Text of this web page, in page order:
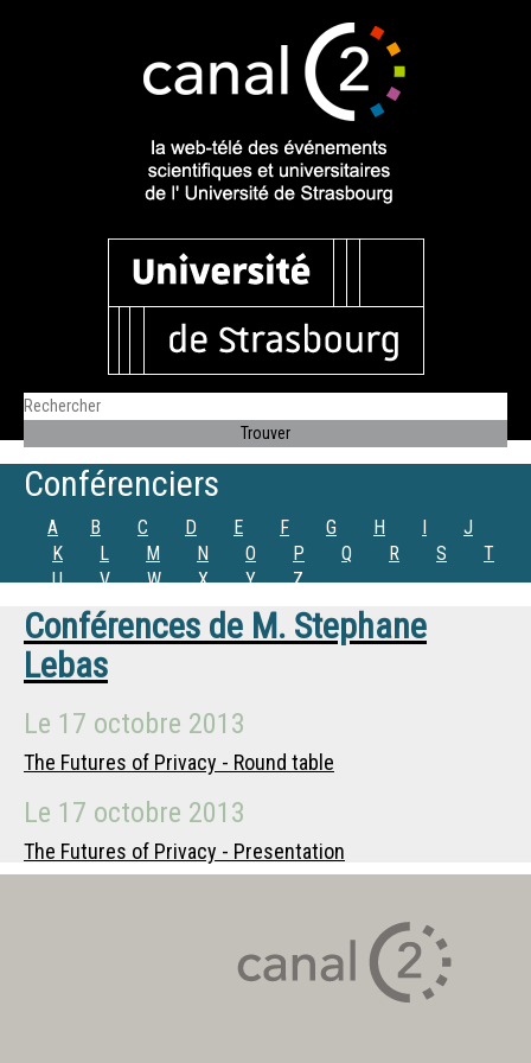
Conférenciers
A B C D E F G H I
J
K
L M N O P Q R S
T
U
V W X Y Z
Conférences de M. Stephane
Lebas
Le 17 octobre 2013
The Futures of Privacy - Round table
Le 17 octobre 2013
The Futures of Privacy - Presentation